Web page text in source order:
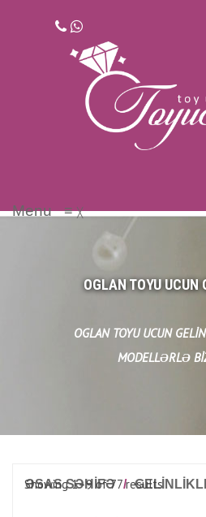
Menu≡ ╳
OGLAN TOYU UCUN
OGLAN TOYU UCUN
MODELLƏRLƏ
ƏSAS SƏHİFƏ /
Showing 1–9 of 77 results